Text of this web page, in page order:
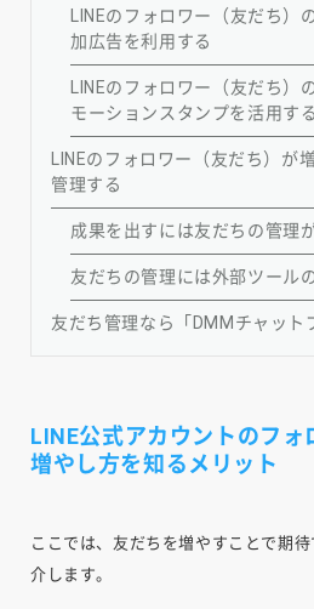
LINEのフォロワー（友だち）
加広告を利用する
LINEのフォロワー（友だち）
モーションスタンプを活用する
LINEのフォロワー（友だち）が
管理する
成果を出すには友だちの管理
友だちの管理には外部ツール
友だち管理なら「DMMチャット
LINE公式アカウントのフォ
増やし方を知るメリット
ここでは、友だちを増やすことで期
介します。